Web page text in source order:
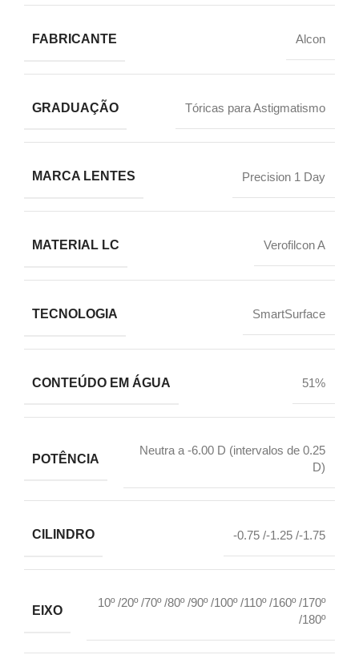
FABRICANTE Alcon
GRADUAÇÃO Tóricas para Astigmatismo
MARCA LENTES Precision 1 Day
MATERIAL LC Verofilcon A
TECNOLOGIA SmartSurface
CONTEÚDO EM ÁGUA 51%
POTÊNCIA
Neutra a -6.00 D (intervalos de 0.25
D)
CILINDRO -0.75 /-1.25 /-1.75
EIXO
10º /20º /70º /80º /90º /100º /110º /160º /170º
/180º